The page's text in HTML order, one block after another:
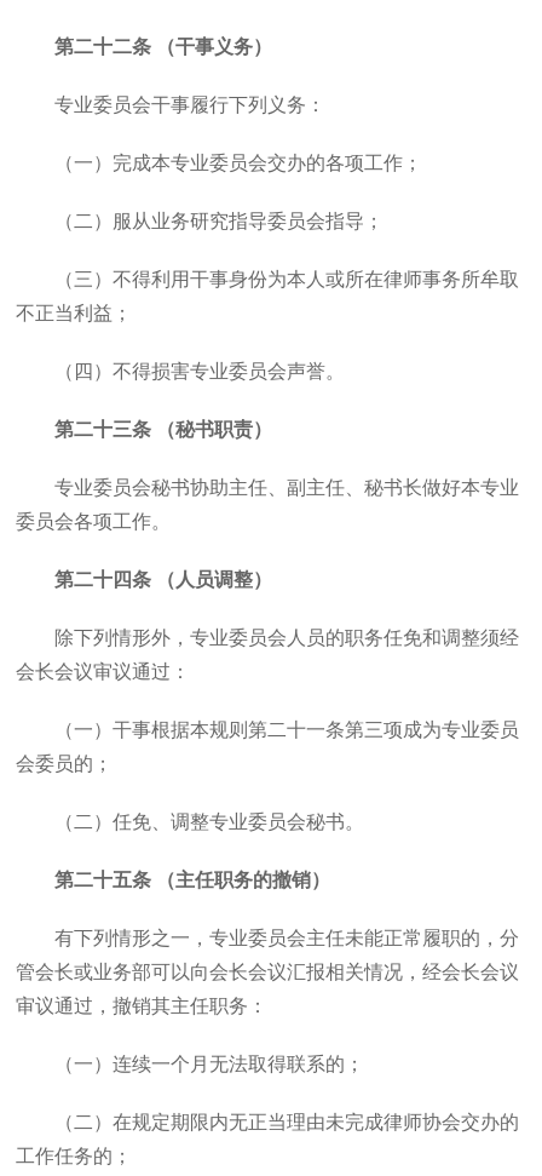
第二十二条 （干事义务）
专业委员会干事履行下列义务：
（一）完成本专业委员会交办的各项工作；
（二）服从业务研究指导委员会指导；
（三）不得利用干事身份为本人或所在律师事务所牟取
不正当利益；
（四）不得损害专业委员会声誉。
第二十三条 （秘书职责）
专业委员会秘书协助主任、副主任、秘书长做好本专业
委员会各项工作。
第二十四条 （人员调整）
除下列情形外，专业委员会人员的职务任免和调整须经
会长会议审议通过：
（一）干事根据本规则第二十一条第三项成为专业委员
会委员的；
（二）任免、调整专业委员会秘书。
第二十五条 （主任职务的撤销）
有下列情形之一，专业委员会主任未能正常履职的，分
管会长或业务部可以向会长会议汇报相关情况，经会长会议
审议通过，撤销其主任职务：
（一）连续一个月无法取得联系的；
（二）在规定期限内无正当理由未完成律师协会交办的
工作任务的；